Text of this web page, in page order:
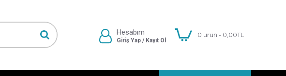
Hesabım
Giriş Yap / Kayıt Ol
0 ürün - 0,00TL